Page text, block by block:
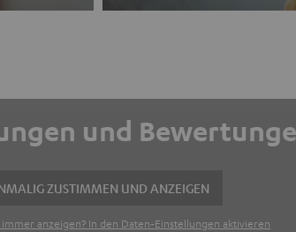
und
ZUSTIMMEN UND ANZEIGEN
anzeigen? In den Daten‑Einstellungen aktivieren